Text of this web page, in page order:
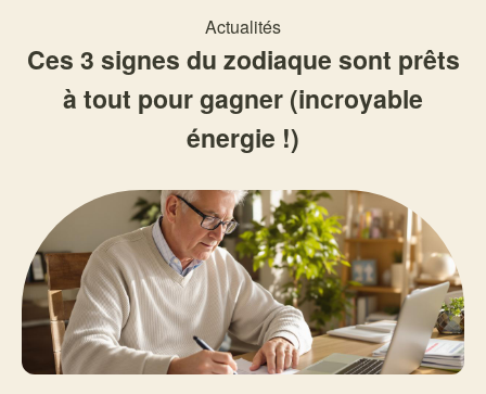
Actualités
Ces 3 signes du zodiaque sont prêts
à tout pour gagner (incroyable
énergie !)